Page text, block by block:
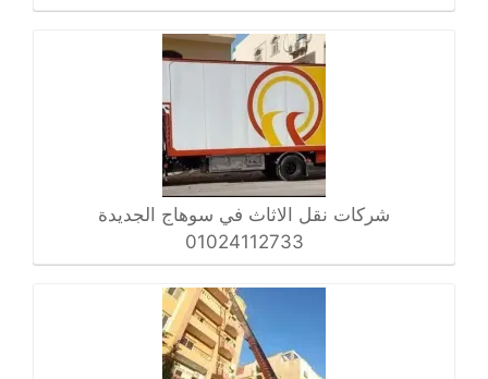
شركات نقل الاثاث في سوهاج الجديدة
01024112733